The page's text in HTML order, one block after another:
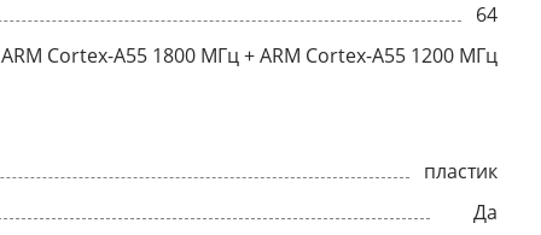
64
ARM Cortex-A55 1800 МГц + ARM Cortex-A55 1200 МГц
пластик
Да